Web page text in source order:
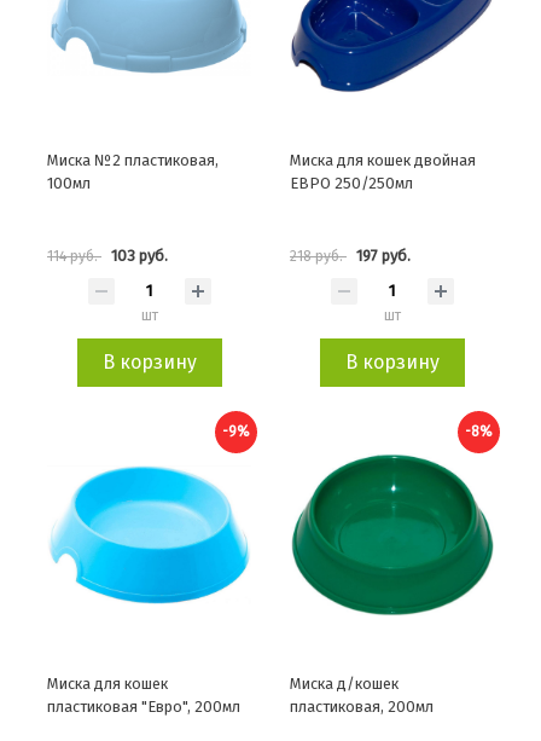
Миска №2 пластиковая,
100мл
114 руб. 103 руб.
шт
В корзину
Миска для кошек двойная
ЕВРО 250/250мл
218 руб. 197 руб.
шт
В корзину
-9%
Миска для кошек
пластиковая "Евро", 200мл
-8%
Миска д/кошек
пластиковая, 200мл